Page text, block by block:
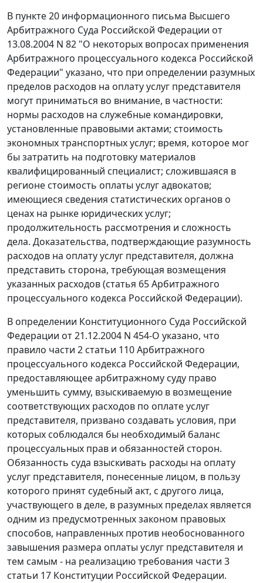
В пункте 20 информационного письма Высшего
Арбитражного Суда Российской Федерации от
13.08.2004 N 82 "О некоторых вопросах применения
Арбитражного процессуального кодекса Российской
Федерации" указано, что при определении разумных
пределов расходов на оплату услуг представителя
могут приниматься во внимание, в частности:
нормы расходов на служебные командировки,
установленные правовыми актами; стоимость
экономных транспортных услуг; время, которое мог
бы затратить на подготовку материалов
квалифицированный специалист; сложившаяся в
регионе стоимость оплаты услуг адвокатов;
имеющиеся сведения статистических органов о
ценах на рынке юридических услуг;
продолжительность рассмотрения и сложность
дела. Доказательства, подтверждающие разумность
расходов на оплату услуг представителя, должна
представить сторона, требующая возмещения
указанных расходов (статья 65Арбитражного
процессуального кодекса Российской Федерации).
В определении Конституционного Суда Российской
Федерации от 21.12.2004 N 454-О указано, что
правило части 2 статьи 110Арбитражного
процессуального кодекса Российской Федерации,
предоставляющее арбитражному суду право
уменьшить сумму, взыскиваемую в возмещение
соответствующих расходов по оплате услуг
представителя, призвано создавать условия, при
которых соблюдался бы необходимый баланс
процессуальных прав и обязанностей сторон.
Обязанность суда взыскивать расходы на оплату
услуг представителя, понесенные лицом, в пользу
которого принят судебный акт, с другого лица,
участвующего в деле, в разумных пределах является
одним из предусмотренных законом правовых
способов, направленных против необоснованного
завышения размера оплаты услуг представителя и
тем самым - на реализацию требования части 3
статьи 17 Конституции Российской Федерации.